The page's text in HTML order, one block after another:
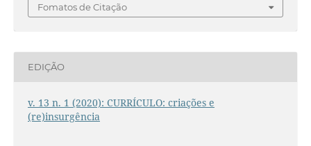
Fomatos de Citação
EDIÇÃO
v. 13 n. 1 (2020): CURRÍCULO: criações e
(re)insurgência